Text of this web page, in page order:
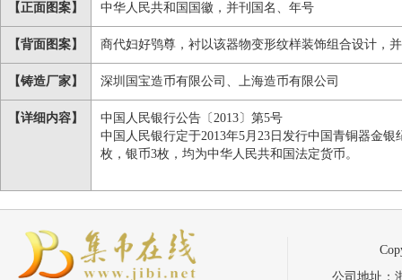
【正面图案】 中华人民共和国国徽，并刊国名、年号
【背面图案】 商代妇好鸮尊，衬以该器物变形纹样装饰组合设计，
【铸造厂家】 深圳国宝造币有限公司、上海造币有限公司
【详细内容】
中国人民银行公告〔2013〕第5号
中国人民银行定于2013年5月23日发行中国青铜器金
枚，银币3枚，均为中华人民共和国法定货币。
公司地址：